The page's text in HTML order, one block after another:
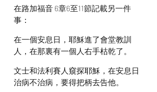
在路加福音 6章6至11節記載另一件
事：
在一個安息日，耶穌進了會堂教訓
人，在那裏有一個人右手枯乾了。
文士和法利賽人窺探耶穌，在安息日
治病不治病，要得把柄去告他。